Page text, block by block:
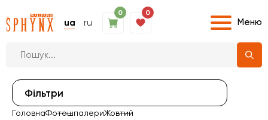
ua ru
0 0
Меню
Фiльтри
ГоловнаФотошпалериЖовтий